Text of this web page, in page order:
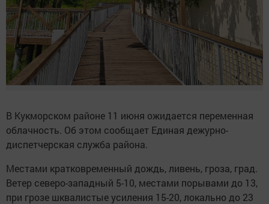
В Кукморском районе 11 июня ожидается переменная
облачность. Об этом сообщает Единая дежурно-
диспетчерская служба района.
Местами кратковременный дождь, ливень, гроза, град.
Ветер северо-западный 5-10, местами порывами до 13,
при грозе шквалистые усиления 15-20, локально до 23